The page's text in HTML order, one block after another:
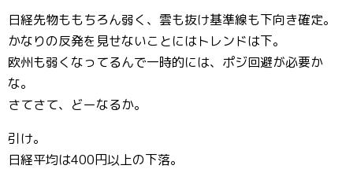
日経先物ももちろん弱く、雲も抜け基準線も下向き確定。
かなりの反発を見せないことにはトレンドは下。
欧州も弱くなってるんで一時的には、ポジ回避が必要か
な。
さてさて、どーなるか。
引け。
日経平均は400円以上の下落。